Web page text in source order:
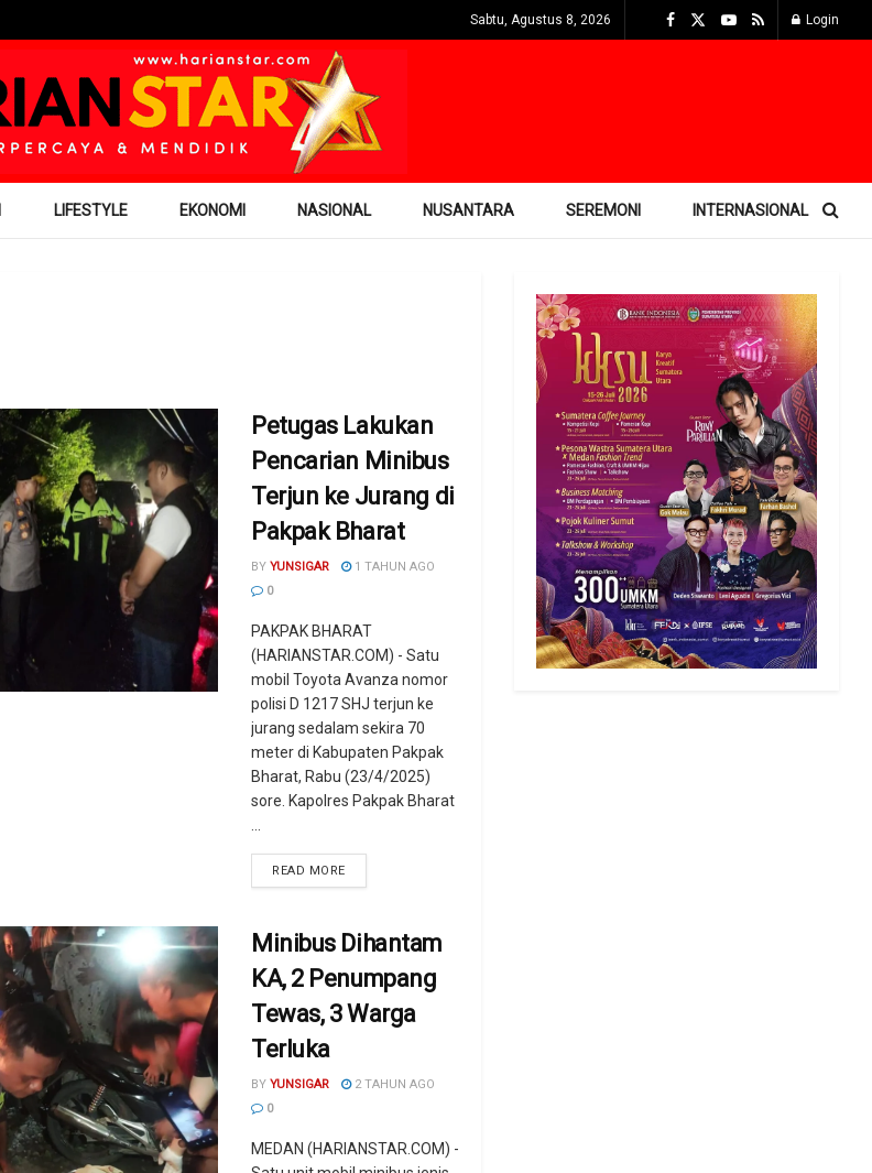
Sabtu, Agustus 8, 2026 Login
LIFESTYLE EKONOMI NASIONAL NUSANTARA SEREMONI INTERNASIONAL
Petugas Lakukan
Pencarian Minibus
Terjun ke Jurang di
Pakpak Bharat
BY YUNSIGAR
1 TAHUN AGO
0
PAKPAK BHARAT
(HARIANSTAR.COM) - Satu
mobil Toyota Avanza nomor
polisi D 1217 SHJ terjun ke
jurang sedalam sekira 70
meter di Kabupaten Pakpak
Bharat, Rabu (23/4/2025)
sore. Kapolres Pakpak Bharat
READ MORE
Minibus Dihantam
KA, 2 Penumpang
Tewas, 3 Warga
Terluka
BY YUNSIGAR
2 TAHUN AGO
0
MEDAN (HARIANSTAR.COM) -